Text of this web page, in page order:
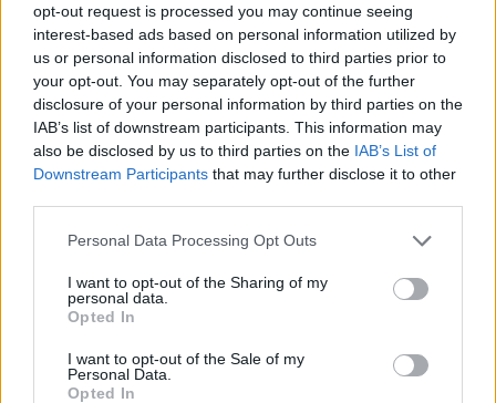
opt-out request is processed you may continue seeing
interest-based ads based on personal information utilized by
us or personal information disclosed to third parties prior to
your opt-out. You may separately opt-out of the further
disclosure of your personal information by third parties on the
IAB’s list of downstream participants. This information may
also be disclosed by us to third parties on the IAB’s List of
Downstream Participants that may further disclose it to other
Please note that this website/app uses one or more Google
not limited to your visit or usage behaviour. You may click to
grant or deny consent to Google and its third-party tags to
use your data for below specified purposes in below Google
consent section.
Personal Data Processing Opt Outs
I want to opt-out of the Sharing of my
personal data.
Opted In
I want to opt-out of the Sale of my
Personal Data.
Opted In
AUTORE
Redazione Think